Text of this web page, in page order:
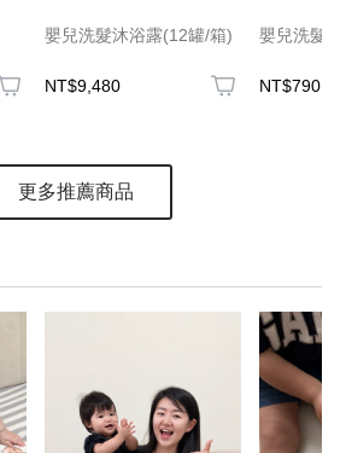
嬰兒洗髮沐浴露(12罐/箱)
NT$9,480
嬰兒洗髮
NT$790
更多推薦商品